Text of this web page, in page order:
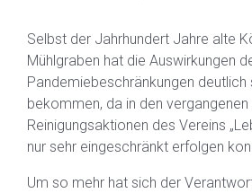
Selbst der Jahrhundert Jahre alte
Mühlgraben hat die Auswirkungen
Pandemiebeschränkungen deutlich
bekommen, da in den
Reinigungsaktionen des Vereins
nur sehr eingeschränkt erfolgen
Um so mehr hat sich der